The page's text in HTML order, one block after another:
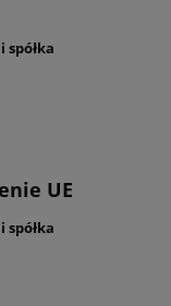
spółka
UE
spółka